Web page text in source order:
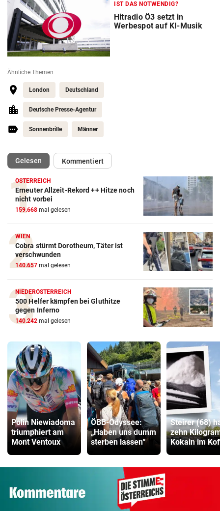
IST DAS NOTWENDIG?
Hitradio Ö3 setzt in
Werbespot auf KI-Musik
Ähnliche Themen
London Deutschland
Deutsche Presse-Agentur
Sonnenbrille Männer
Gelesen(ausgewählt)Kommentiert
ÖSTERREICH
Erneuter Allzeit-Rekord ++ Hitze noch
nicht vorbei
159.668 mal gelesen
WIEN
Cobra stürmt Dorotheum, Täter ist
verschwunden
140.657 mal gelesen
NIEDERÖSTERREICH
500 Helfer kämpfen bei Gluthitze
gegen Inferno
140.242 mal gelesen
Polin Niewiadoma
triumphiert am
Mont Ventoux
ÖBB-Odyssee:
„Haben uns dumm
sterben lassen“
Steirer (68)
zehn
Kokain im